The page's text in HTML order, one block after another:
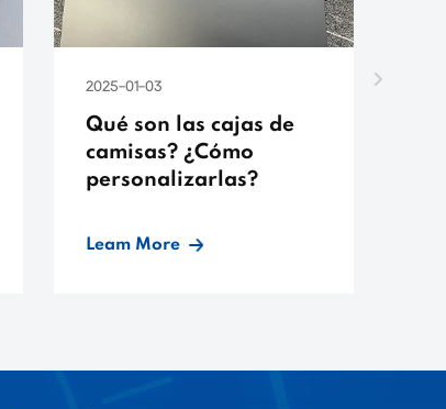
2025-01-03
Qué son las cajas de
camisas? ¿Cómo
personalizarlas?
Leam More